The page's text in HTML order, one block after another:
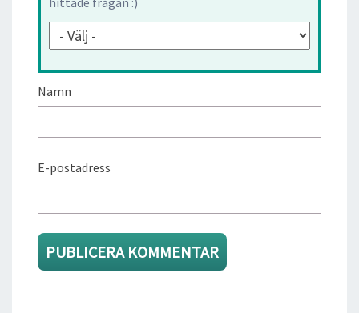
Namn
E-postadress